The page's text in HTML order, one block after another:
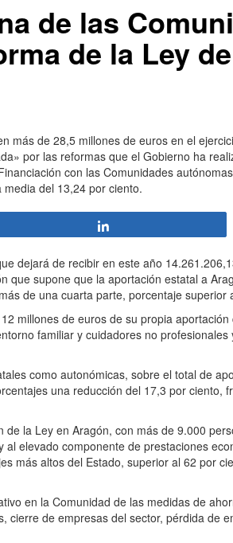
de las
de la Ley
más de 28,5 millones de euros en el
por las reformas que el Gobierno ha
con las Comunidades
del 13,24 por ciento.
dejará de recibir en este año
que supone que la aportación estatal a
de una cuarta parte, porcentaje
millones de euros de su propia
familiar y cuidadores no
como autonómicas, sobre el total de
una reducción del 17,3 por ciento,
la Ley en Aragón, con más de 9.000
elevado componente de prestaciones
más altos del Estado, superior al 62 por
en la Comunidad de las medidas de
cierre de empresas del sector, pérdida de